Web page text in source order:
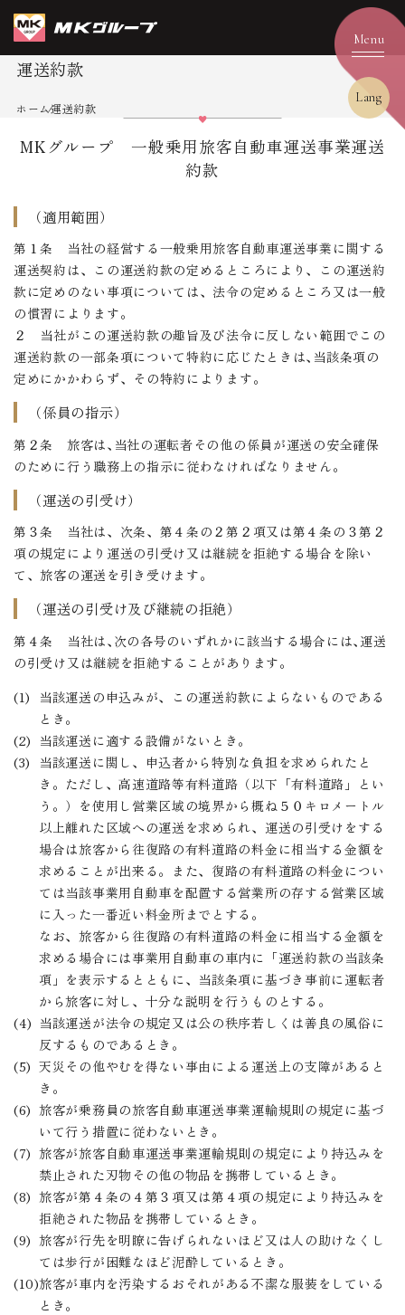
Lang
運送約款
ホーム運送約款
MKグループ 一般乗用旅客自動車運送事業運送
約款
（適用範囲）
第１条 当社の経営する一般乗用旅客自動車運送事業に関する
運送契約は、この運送約款の定めるところにより、この運送約
款に定めのない事項については、法令の定めるところ又は一般
の慣習によります。
２ 当社がこの運送約款の趣旨及び法令に反しない範囲でこの
運送約款の一部条項について特約に応じたときは､当該条項の
定めにかかわらず、その特約によります。
（係員の指示）
第２条 旅客は､当社の運転者その他の係員が運送の安全確保
のために行う職務上の指示に従わなければなりません。
（運送の引受け）
第３条 当社は、次条、第４条の２第２項又は第４条の３第２
項の規定により運送の引受け又は継続を拒絶する場合を除い
て、旅客の運送を引き受けます。
（運送の引受け及び継続の拒絶）
第４条 当社は､次の各号のいずれかに該当する場合には､運送
の引受け又は継続を拒絶することがあります。
当該運送の申込みが、この運送約款によらないものである
とき。
当該運送に適する設備がないとき。
当該運送に関し、申込者から特別な負担を求められたと
き。ただし、高速道路等有料道路（以下「有料道路」とい
う。）を使用し営業区域の境界から概ね５０キロメートル
以上離れた区域への運送を求められ、運送の引受けをする
場合は旅客から往復路の有料道路の料金に相当する金額を
求めることが出来る。また、復路の有料道路の料金につい
ては当該事業用自動車を配置する営業所の存する営業区域
に入った一番近い料金所までとする。
なお、旅客から往復路の有料道路の料金に相当する金額を
求める場合には事業用自動車の車内に「運送約款の当該条
項」を表示するとともに、当該条項に基づき事前に運転者
から旅客に対し、十分な説明を行うものとする。
当該運送が法令の規定又は公の秩序若しくは善良の風俗に
反するものであるとき。
天災その他やむを得ない事由による運送上の支障があると
き。
旅客が乗務員の旅客自動車運送事業運輸規則の規定に基づ
いて行う措置に従わないとき。
旅客が旅客自動車運送事業運輸規則の規定により持込みを
禁止された刃物その他の物品を携帯しているとき。
旅客が第４条の４第３項又は第４項の規定により持込みを
拒絶された物品を携帯しているとき。
旅客が行先を明瞭に告げられないほど又は人の助けなくし
ては歩行が困難なほど泥酔しているとき。
旅客が車内を汚染するおそれがある不潔な服装をしている
とき。